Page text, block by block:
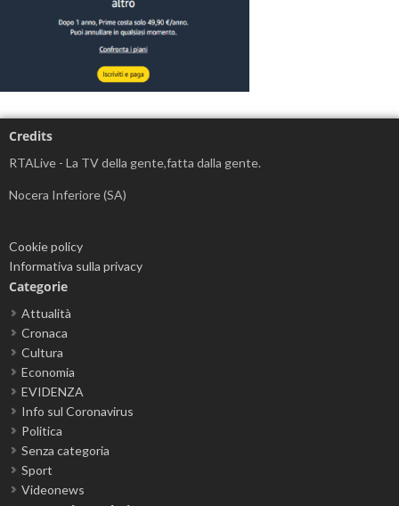
Credits
RTALive - La TV della gente,fatta dalla gente.
Nocera Inferiore (SA)
Cookie policy
Informativa sulla privacy
Categorie
Attualità
Cronaca
Cultura
Economia
EVIDENZA
Info sul Coronavirus
Politica
Senza categoria
Sport
Videonews